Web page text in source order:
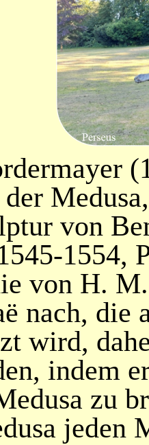
von
1554,
von H.
ë nach, die
wird,
indem
zu
jeden